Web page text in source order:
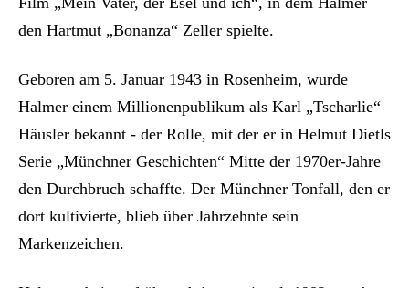
den Hartmut „Bonanza“ Zeller spielte.
Geboren am 5. Januar 1943 in Rosenheim, wurde
Halmer einem Millionenpublikum als Karl „Tscharlie“
Häusler bekannt - der Rolle, mit der er in Helmut Dietls
Serie „Münchner Geschichten“ Mitte der 1970er-Jahre
den Durchbruch schaffte. Der Münchner Tonfall, den er
dort kultivierte, blieb über Jahrzehnte sein
Markenzeichen.